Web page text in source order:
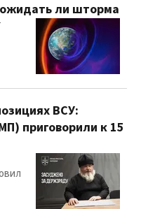
ожидать ли шторма
ВСУ:
приговорили к 15